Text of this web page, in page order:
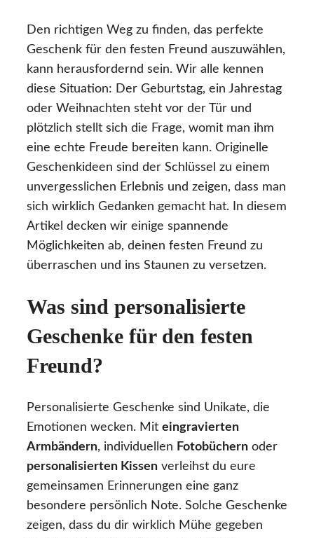
Den richtigen Weg zu finden, das perfekte
Geschenk für den festen Freund auszuwählen,
kann herausfordernd sein. Wir alle kennen
diese Situation: Der Geburtstag, ein Jahrestag
oder Weihnachten steht vor der Tür und
plötzlich stellt sich die Frage, womit man ihm
eine echte Freude bereiten kann. Originelle
Geschenkideen sind der Schlüssel zu einem
unvergesslichen Erlebnis und zeigen, dass man
sich wirklich Gedanken gemacht hat. In diesem
Artikel decken wir einige spannende
Möglichkeiten ab, deinen festen Freund zu
überraschen und ins Staunen zu versetzen.
Was sind personalisierte
Geschenke für den festen
Freund?
Personalisierte Geschenke sind Unikate, die
Emotionen wecken. Mit eingravierten
Armbändern, individuellen Fotobüchern oder
personalisierten Kissen verleihst du eure
gemeinsamen Erinnerungen eine ganz
besondere persönlich Note. Solche Geschenke
zeigen, dass du dir wirklich Mühe gegeben